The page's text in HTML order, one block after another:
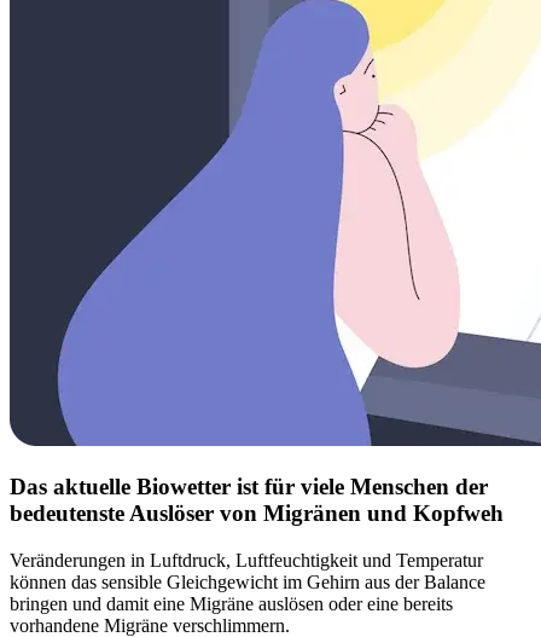
Das aktuelle Biowetter ist für viele Menschen der
bedeutenste Auslöser von Migränen und Kopfweh
Veränderungen in Luftdruck, Luftfeuchtigkeit und Temperatur
können das sensible Gleichgewicht im Gehirn aus der Balance
bringen und damit eine Migräne auslösen oder eine bereits
vorhandene Migräne verschlimmern.